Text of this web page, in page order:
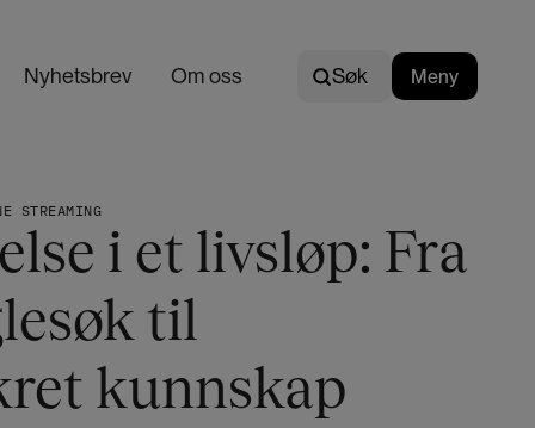
Nyhetsbrev Om oss
Søk Søk Meny
STREAMING
i et livsløp: Fra
til
kunnskap